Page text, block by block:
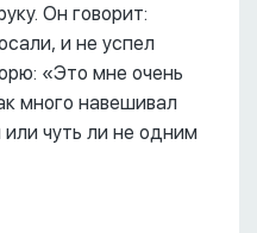
Он говорит:
и не успел
«Это мне очень
много навешивал
чуть ли не одним